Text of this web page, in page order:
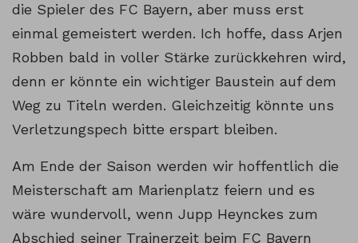
die Spieler des FC Bayern, aber muss erst
einmal gemeistert werden. Ich hoffe, dass Arjen
Robben bald in voller Stärke zurückkehren wird,
denn er könnte ein wichtiger Baustein auf dem
Weg zu Titeln werden. Gleichzeitig könnte uns
Verletzungspech bitte erspart bleiben.
Am Ende der Saison werden wir hoffentlich die
Meisterschaft am Marienplatz feiern und es
wäre wundervoll, wenn Jupp Heynckes zum
Abschied seiner Trainerzeit beim FC Bayern